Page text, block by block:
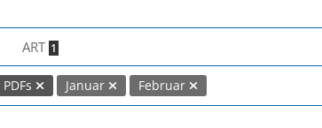
ART 1
Januar Februar